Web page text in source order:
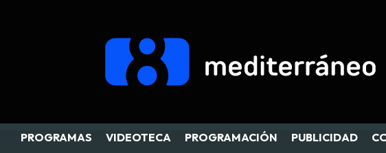
PROGRAMAS VIDEOTECA PROGRAMACIÓN PUBLICIDAD